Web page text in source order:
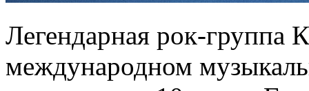
Легендарная рок-
международном